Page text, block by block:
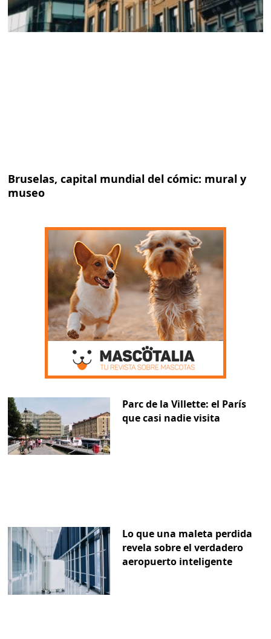
Bruselas, capital mundial del cómic: mural y
museo
Parc de la Villette: el París
que casi nadie visita
Lo que una maleta perdida
revela sobre el verdadero
aeropuerto inteligente